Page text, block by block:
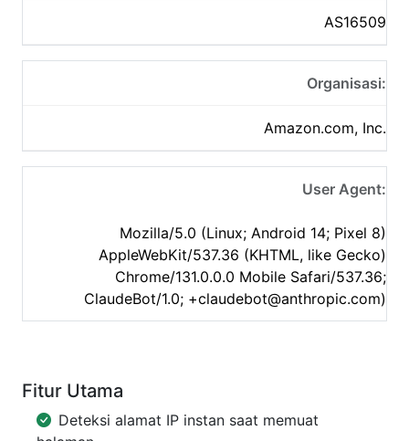
AS16509
Organisasi:
Amazon.com, Inc.
User Agent:
Mozilla/5.0 (Linux; Android 14; Pixel 8)
AppleWebKit/537.36 (KHTML, like Gecko)
Chrome/131.0.0.0 Mobile Safari/537.36;
ClaudeBot/1.0; +claudebot@anthropic.com)
Fitur Utama
Deteksi alamat IP instan saat memuat